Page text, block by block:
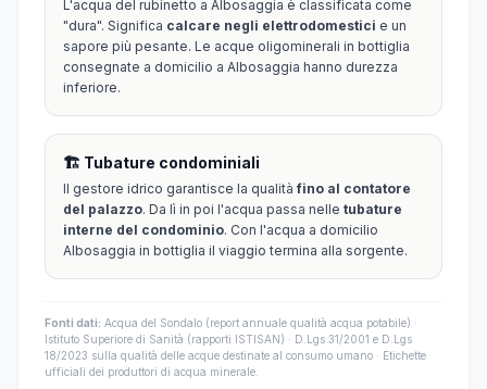
L'acqua del rubinetto a Albosaggia è classificata come
"dura". Significa calcare negli elettrodomestici e un
sapore più pesante. Le acque oligominerali in bottiglia
consegnate a domicilio a Albosaggia hanno durezza
inferiore.
🏗️ Tubature condominiali
Il gestore idrico garantisce la qualitàfino al contatore
del palazzo. Da lì in poi l'acqua passa nelle tubature
interne del condominio. Con l'acqua a domicilio
Albosaggia in bottiglia il viaggio termina alla sorgente.
Fonti dati: Acqua del Sondalo (report annuale qualità acqua potabile) ·
Istituto Superiore di Sanità (rapporti ISTISAN) · D.Lgs 31/2001 e D.Lgs
18/2023 sulla qualità delle acque destinate al consumo umano · Etichette
ufficiali dei produttori di acqua minerale.